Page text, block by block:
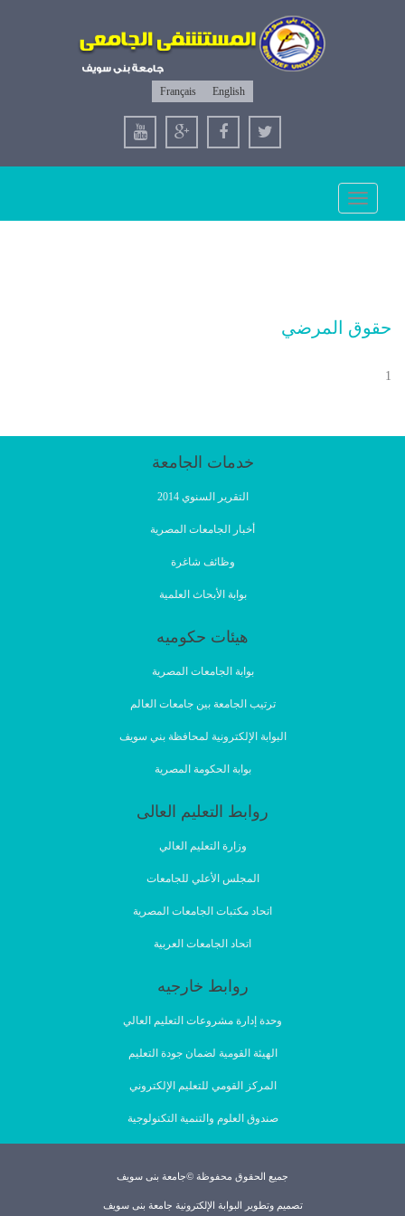
English
Français
Toggle
navigation
حقوق المرضي
1
خدمات الجامعة
التقرير السنوي 2014
أخبار الجامعات المصرية
وظائف شاغرة
بوابة الأبحاث العلمية
هيئات حكوميه
بوابة الجامعات المصرية
ترتيب الجامعة بين جامعات العالم
البوابة الإلكترونية لمحافظة بني سويف
بوابة الحكومة المصرية
روابط التعليم العالى
وزارة التعليم العالي
المجلس الأعلي للجامعات
اتحاد مكتبات الجامعات المصرية
اتحاد الجامعات العربية
روابط خارجيه
وحدة إدارة مشروعات التعليم العالي
الهيئة القومية لضمان جودة التعليم
المركز القومي للتعليم الإلكتروني
صندوق العلوم والتنمية التكنولوجية
جميع الحقوق محفوظة ©جامعة بنى سويف
تصميم وتطوير البوابة الإلكترونية جامعة بنى سويف